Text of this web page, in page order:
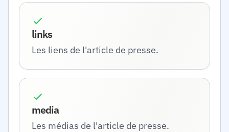
links
Les liens de l'article de presse.
media
Les médias de l'article de presse.